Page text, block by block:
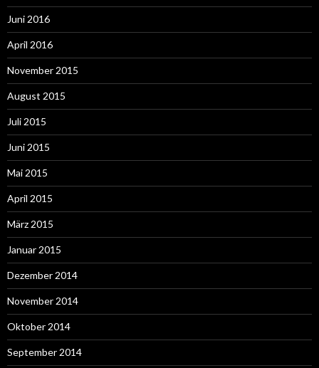
Juni 2016
April 2016
November 2015
August 2015
Juli 2015
Juni 2015
Mai 2015
April 2015
März 2015
Januar 2015
Dezember 2014
November 2014
Oktober 2014
September 2014